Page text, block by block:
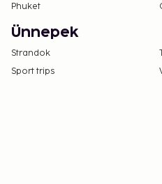
Phuket
Ünnepek
Strandok
Sport trips